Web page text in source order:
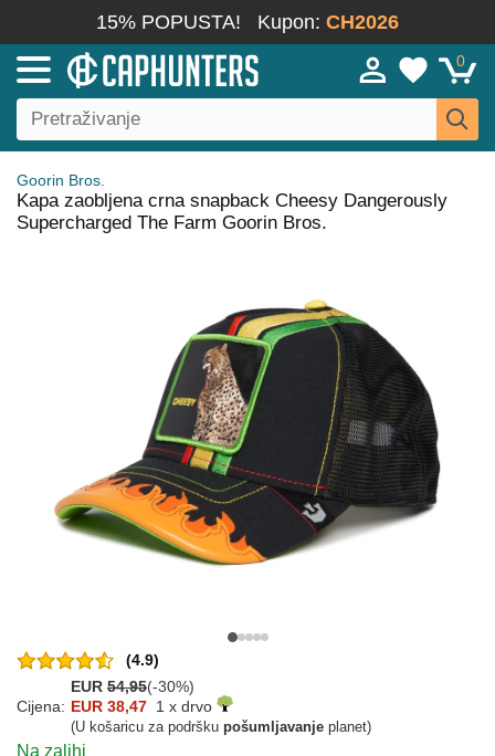
15% POPUSTA! Kupon: CH2026
0
Goorin Bros.
Kapa zaobljena crna snapback Cheesy Dangerously
Supercharged The Farm Goorin Bros.
(4.9)
EUR 54,95(-30%)
Cijena: EUR 38,47 1 x drvo
(U košaricu za podršku pošumljavanje planet)
Na zalihi